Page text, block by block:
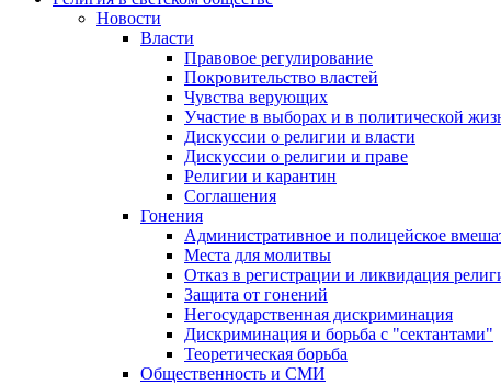
Новости
Власти
Правовое регулирование
Покровительство властей
Чувства верующих
Участие в выборах и в политической
Дискуссии о религии и власти
Дискуссии о религии и праве
Религии и карантин
Соглашения
Гонения
Административное и полицейское
Места для молитвы
Отказ в регистрации и ликвидация
Защита от гонений
Негосударственная дискриминация
Дискриминация и борьба с "сектантами"
Теоретическая борьба
Общественность и СМИ